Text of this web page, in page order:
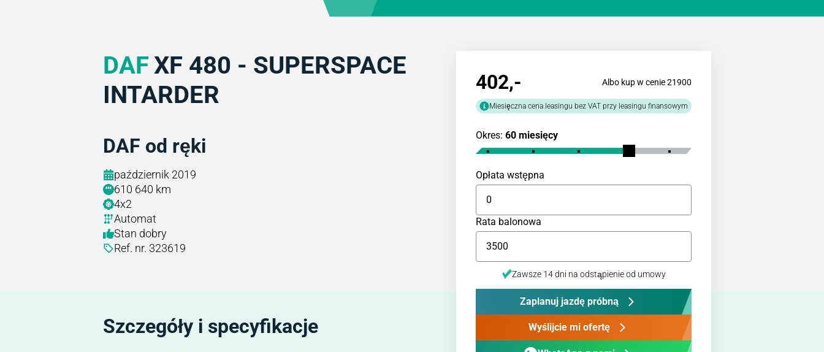
DAFXF 480 - SUPERSPACE
INTARDER
DAF od ręki
październik 2019
610 640 km
4x2
Automat
Stan dobry
Ref. nr. 323619
Szczegóły i specyfikacje
402,- Albo kup w cenie 21900
Miesięczna cena leasingu bez VAT przy leasingu finansowym
Okres: 60 miesięcy
Opłata wstępna
Rata balonowa
Zawsze 14 dni na odstąpienie od umowy
Zaplanuj jazdę próbną
Wyślijcie mi ofertę